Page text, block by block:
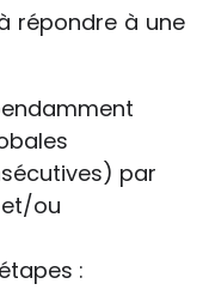
répondre à une
par
ou
: